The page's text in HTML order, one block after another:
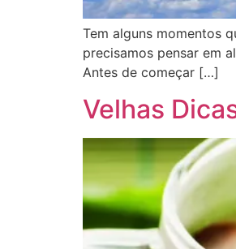
Tem alguns momentos
precisamos pensar em
Antes de começar […]
Velhas